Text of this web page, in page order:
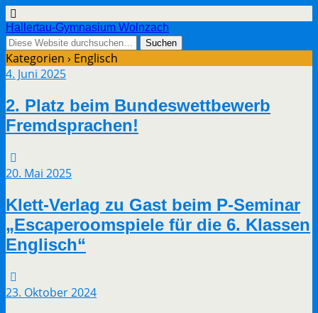
Hallertau-Gymnasium Wolnzach
Kategorien › Englisch
4. Juni 2025
2. Platz beim Bundeswettbewerb
Fremdsprachen!
20. Mai 2025
Klett-Verlag zu Gast beim P-Seminar
„Escaperoomspiele für die 6. Klassen
Englisch“
23. Oktober 2024